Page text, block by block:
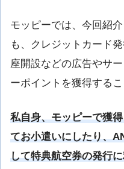
モッピーでは、今回紹
も、クレジットカード
座開設などの広告やサ
ーポイントを獲得するこ
私自身、モッピーで獲
てお小遣いにしたり、
して特典航空券の発行